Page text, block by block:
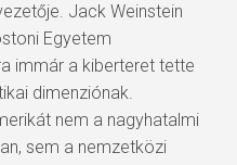
Jack Weinstein
Egyetem
immár a kiberteret tette
dimenziónak.
nem a nagyhatalmi
sem a nemzetközi